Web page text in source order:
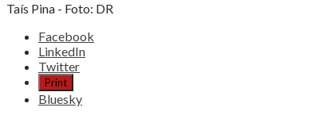
Taís Pina - Foto: DR
Share
post
"TAÍS
PINA
«FIQUEI
Facebook
LinkedIn
Twitter
Print
Bluesky